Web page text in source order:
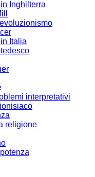
in Inghilterra
Italia
tedesco
interpretativi
religione